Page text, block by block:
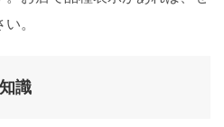
。
識